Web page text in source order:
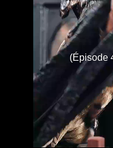
(Épisode